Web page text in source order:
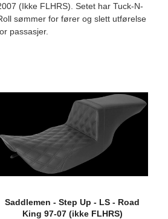
(Ikke FLHRS). Setet har Tuck-N-
sømmer for fører og slett utførelse
passasjer.
Saddlemen - Step Up - LS - Road
King 97-07 (ikke FLHRS)